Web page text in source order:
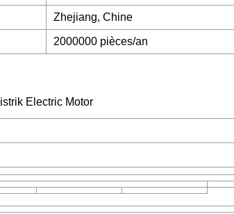
Zhejiang, Chine
2000000 pièces/an